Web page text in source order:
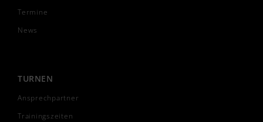
Termine
News
TURNEN
Ansprechpartner
Trainingszeiten